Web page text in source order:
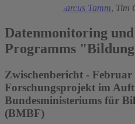
Marcus Tamm, Tim
Datenmonitoring
Programms
Zwischenbericht - Februar
Forschungsprojekt im
Bundesministeriums für
(BMBF)